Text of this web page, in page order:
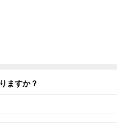
ますか？